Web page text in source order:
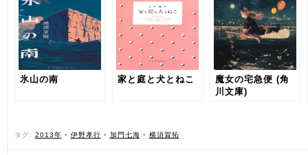
氷山の南 家と庭と犬とねこ
魔女の宅急便 (角
川文庫)
タグ: 2013年 • 伊野孝行 • 加門七海 • 横須賀拓